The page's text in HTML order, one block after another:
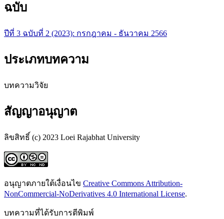
ฉบับ
ปีที่ 3 ฉบับที่ 2 (2023): กรกฎาคม - ธันวาคม 2566
ประเภทบทความ
บทความวิจัย
สัญญาอนุญาต
ลิขสิทธิ์ (c) 2023 Loei Rajabhat University
อนุญาตภายใต้เงื่อนไข Creative Commons Attribution-
NonCommercial-NoDerivatives 4.0 International License.
บทความที่ได้รับการตีพิมพ์